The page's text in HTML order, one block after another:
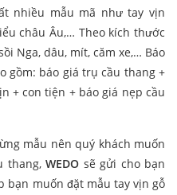
nhiều mẫu mã như tay vịn
châu Âu,… Theo kích thước
Nga, dâu, mít, căm xe,… Báo
gồm: báo giá trụ cầu thang +
+ con tiện + báo giá nẹp cầu
mẫu nên quý khách muốn
thang,WEDO sẽ gửi cho bạn
bạn muốn đặt mẫu tay vịn gỗ